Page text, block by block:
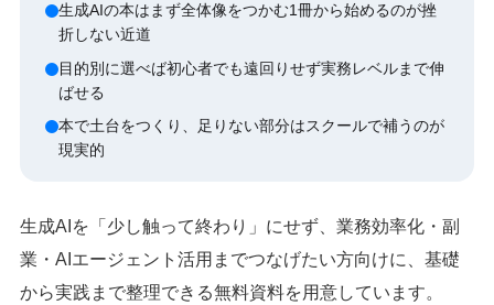
生成AIの本はまず全体像をつかむ1冊から始めるのが挫
折しない近道
目的別に選べば初心者でも遠回りせず実務レベルまで伸
ばせる
本で土台をつくり、足りない部分はスクールで補うのが
現実的
生成AIを「少し触って終わり」にせず、業務効率化・副
業・AIエージェント活用までつなげたい方向けに、基礎
から実践まで整理できる無料資料を用意しています。